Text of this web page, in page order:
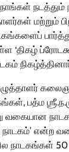
நடத்தும்
மற்றும்
‘திகழ்
எழுத்தாளர்
பத்ம
நாடகம்’ என்ற
நாடகங்கள்